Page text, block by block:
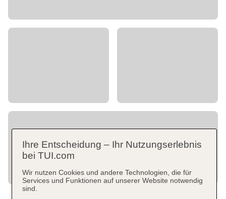
Ihre Entscheidung – Ihr Nutzungserlebnis
bei TUI.com
Wir nutzen Cookies und andere Technologien, die für
Services und Funktionen auf unserer Website notwendig
sind.